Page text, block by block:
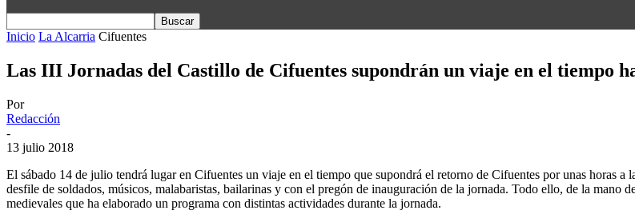
Inicio La Alcarria Cifuentes
Las III Jornadas del Castillo de Cifuentes supondrán un viaje en el tiempo
Por
Redacción
-
13 julio 2018
El sábado 14 de julio tendrá lugar en Cifuentes un viaje en el tiempo que supondrá el retorno de Cifuentes por unas horas
desfile de soldados, músicos, malabaristas, bailarinas y con el pregón de inauguración de la jornada. Todo ello, de la mano
medievales que ha elaborado un programa con distintas actividades durante la jornada.